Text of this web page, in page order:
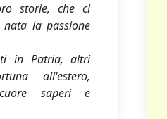
storie, che ci
la passione
in Patria, altri
all'estero,
saperi e